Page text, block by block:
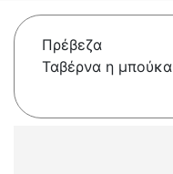
Πρέβεζα
Ταβέρνα η μπούκα